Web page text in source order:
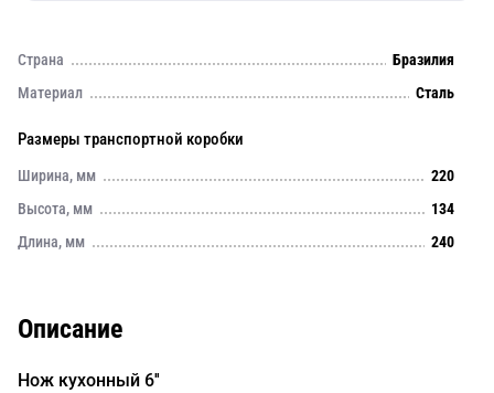
Страна
Бразилия
Материал
Сталь
Размеры транспортной коробки
Ширина, мм
220
Высота, мм
134
Длина, мм
240
Описание
Нож кухонный 6''